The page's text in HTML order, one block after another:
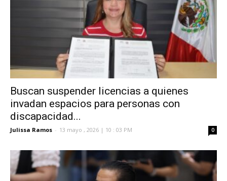
Buscan suspender licencias a quienes
invadan espacios para personas con
discapacidad...
Julissa Ramos - 13 mayo , 2026 | 10 : 03 PM 0